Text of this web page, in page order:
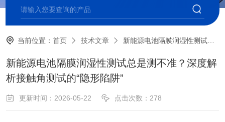
当前位置：首页 技术文章 新能源电池隔膜润湿性测试总是测不准？深度解析接触角测试的“隐形陷阱”
新能源电池隔膜润湿性测试总是测不准？深度解
析接触角测试的“隐形陷阱”
更新时间：2026-05-22 点击次数：278